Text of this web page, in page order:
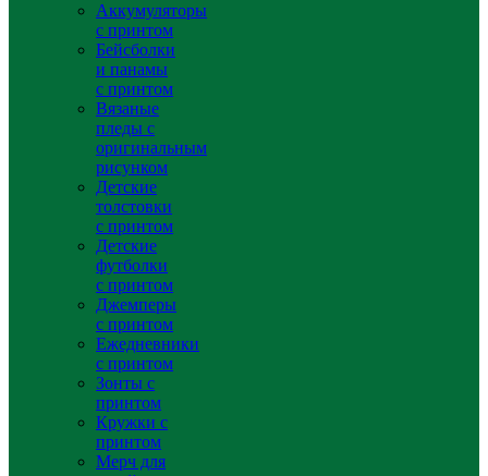
Аккумуляторы
с принтом
Бейсболки
и панамы
с принтом
Вязаные
пледы с
оригинальным
рисунком
Детские
толстовки
с принтом
Детские
футболки
с принтом
Джемперы
с принтом
Ежедневники
с принтом
Зонты с
принтом
Кружки с
принтом
Мерч для